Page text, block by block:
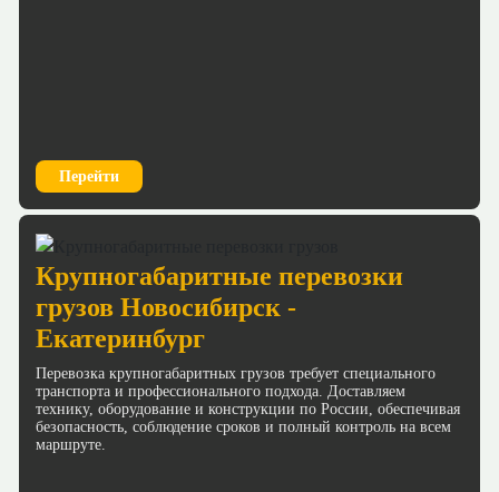
Перейти
Крупногабаритные перевозки
грузов Новосибирск -
Екатеринбург
Перевозка крупногабаритных грузов требует специального
транспорта и профессионального подхода. Доставляем
технику, оборудование и конструкции по России, обеспечивая
безопасность, соблюдение сроков и полный контроль на всем
маршруте.